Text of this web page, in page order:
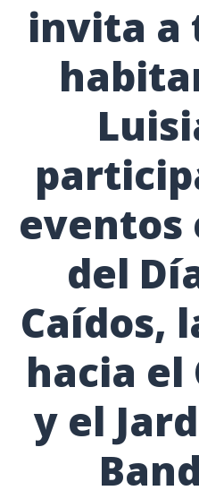
invita a
eventos
del
Caídos,
hacia el
y el